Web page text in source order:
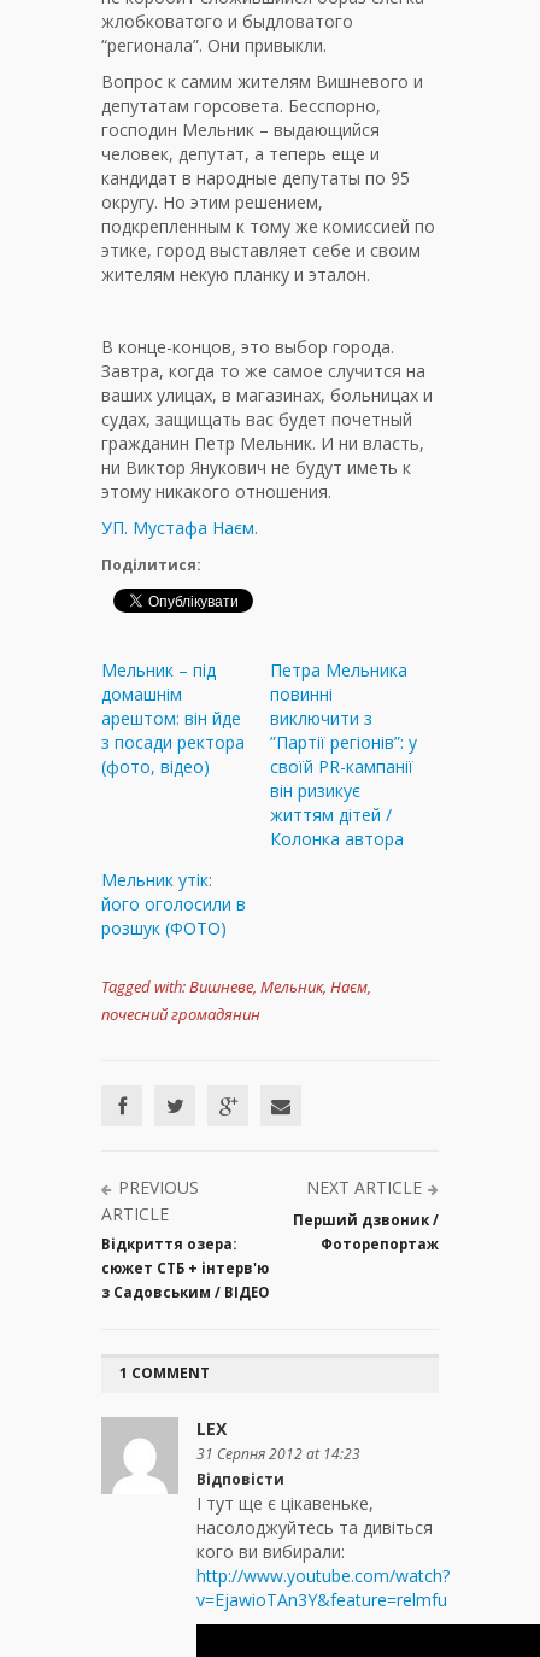
жлобковатого и быдловатого
“регионала”. Они привыкли.
Вопрос к самим жителям Вишневого и
депутатам горсовета. Бесспорно,
господин Мельник – выдающийся
человек, депутат, а теперь еще и
кандидат в народные депутаты по 95
округу. Но этим решением,
подкрепленным к тому же комиссией по
этике, город выставляет себе и своим
жителям некую планку и эталон.
В конце-концов, это выбор города.
Завтра, когда то же самое случится на
ваших улицах, в магазинах, больницах и
судах, защищать вас будет почетный
гражданин Петр Мельник. И ни власть,
ни Виктор Янукович не будут иметь к
этому никакого отношения.
УП. Мустафа Наєм.
Поділитися:
Мельник – під
домашнім
арештом: він йде
з посади ректора
(фото, відео)
Петра Мельника
повинні
виключити з
”Партії регіонів”: у
своїй PR-кампанії
він ризикує
життям дітей /
Колонка автора
Мельник утік:
його оголосили в
розшук (ФОТО)
Tagged with:Вишневе, Мельник, Наєм,
почесний громадянин
PREVIOUS
ARTICLE
Відкриття озера:
сюжет СТБ + інтерв'ю
з Садовським / ВІДЕО
NEXT ARTICLE
Перший дзвоник /
Фоторепортаж
1 COMMENT
LEX
31 Серпня 2012 at 14:23
Відповісти
І тут ще є цікавеньке,
насолоджуйтесь та дивіться
кого ви вибирали:
http://www.youtube.com/watch?
v=EjawioTAn3Y&feature=relmfu